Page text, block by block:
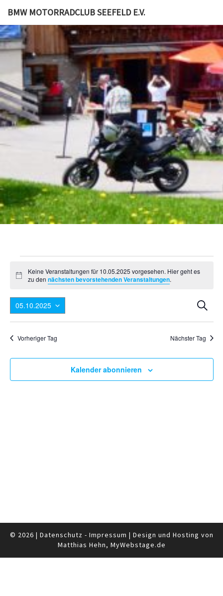
BMW MOTORRADCLUB SEEFELD E.V.
Veranstaltungen
für
10.05.2025
Hinweis
Keine Veranstaltungen für 10.05.2025 vorgesehen. Hier geht es
zu den nächsten bevorstehenden Veranstaltungen.
und
Suche
05.10.2025
Vorheriger Tag Nächster Tag
Kalender abonnieren
© 2026 | Datenschutz - Impressum | Design und Hosting von
Matthias Hehn, MyWebstage.de